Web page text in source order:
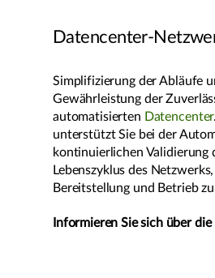
Datencenter-
Simplifizierung der Abläufe
Gewährleistung der
automatisierten Datencenter
unterstützt Sie bei der
kontinuierlichen Validierung
Lebenszyklus des
Bereitstellung und Betrieb
Informieren Sie sich über